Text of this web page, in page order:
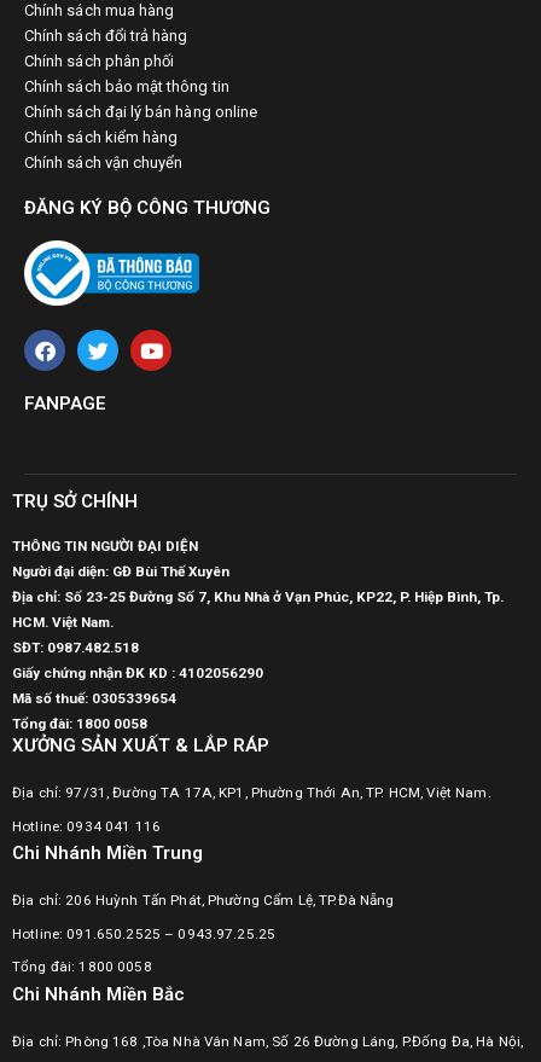
Chính sách mua hàng
Chính sách đổi trả hàng
Chính sách phân phối
Chính sách bảo mật thông tin
Chính sách đại lý bán hàng online
Chính sách kiểm hàng
Chính sách vận chuyển
ĐĂNG KÝ BỘ CÔNG THƯƠNG
FANPAGE
TRỤ SỞ CHÍNH
THÔNG TIN NGƯỜI ĐẠI DIỆN
Người đại diện: GĐ Bùi Thế Xuyên
Địa chỉ: Số 23-25 Đường Số 7, Khu Nhà ở Vạn Phúc, KP22, P. Hiệp Bình, Tp.
HCM. Việt Nam.
SĐT: 0987.482.518
Giấy chứng nhận ĐK KD : 4102056290
Mã số thuế: 0305339654
Tổng đài: 1800 0058
XƯỞNG SẢN XUẤT & LẮP RÁP
Địa chỉ: 97/31, Đường TA 17A, KP1, Phường Thới An, TP. HCM, Việt Nam.
Hotline: 0934 041 116
Chi Nhánh Miền Trung
Địa chỉ: 206 Huỳnh Tấn Phát, Phường Cẩm Lệ, TP.Đà Nẵng
Hotline: 091.650.2525 – 0943.97.25.25
Tổng đài: 1800 0058
Chi Nhánh Miền Bắc
Địa chỉ: Phòng 168 ,Tòa Nhà Vân Nam, Số 26 Đường Láng, P.Đống Đa, Hà Nội,